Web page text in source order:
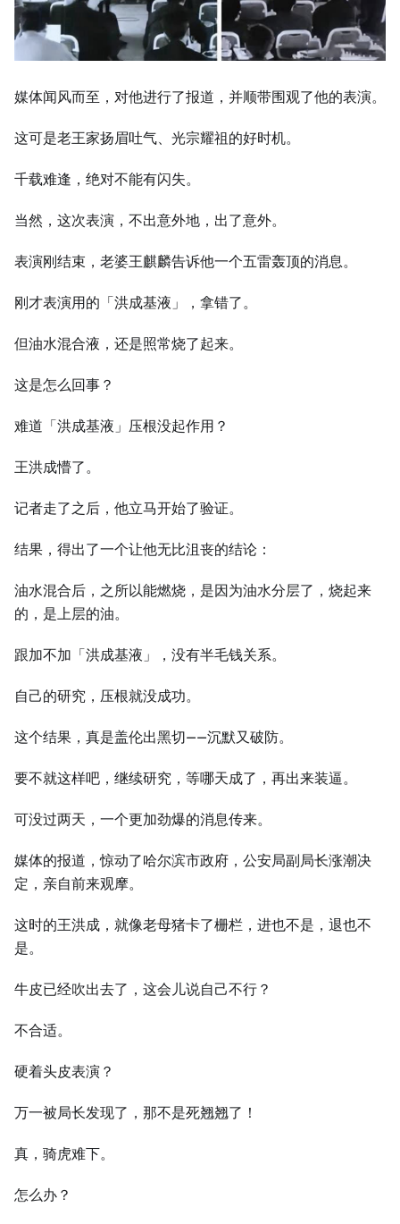
媒体闻风而至，对他进行了报道，并顺带围观了他的表演。
这可是老王家扬眉吐气、光宗耀祖的好时机。
千载难逢，绝对不能有闪失。
当然，这次表演，不出意外地，出了意外。
表演刚结束，老婆王麒麟告诉他一个五雷轰顶的消息。
刚才表演用的「洪成基液」，拿错了。
但油水混合液，还是照常烧了起来。
这是怎么回事？
难道「洪成基液」压根没起作用？
王洪成懵了。
记者走了之后，他立马开始了验证。
结果，得出了一个让他无比沮丧的结论：
油水混合后，之所以能燃烧，是因为油水分层了，烧起来
的，是上层的油。
跟加不加「洪成基液」，没有半毛钱关系。
自己的研究，压根就没成功。
这个结果，真是盖伦出黑切——沉默又破防。
要不就这样吧，继续研究，等哪天成了，再出来装逼。
可没过两天，一个更加劲爆的消息传来。
媒体的报道，惊动了哈尔滨市政府，公安局副局长涨潮决
定，亲自前来观摩。
这时的王洪成，就像老母猪卡了栅栏，进也不是，退也不
是。
牛皮已经吹出去了，这会儿说自己不行？
不合适。
硬着头皮表演？
万一被局长发现了，那不是死翘翘了！
真，骑虎难下。
怎么办？